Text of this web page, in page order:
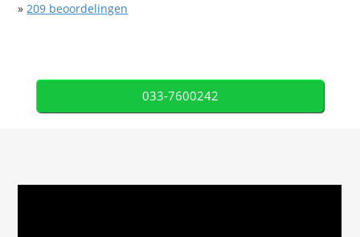
»209 beoordelingen
033-7600242